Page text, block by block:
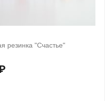
резинка "Счастье"